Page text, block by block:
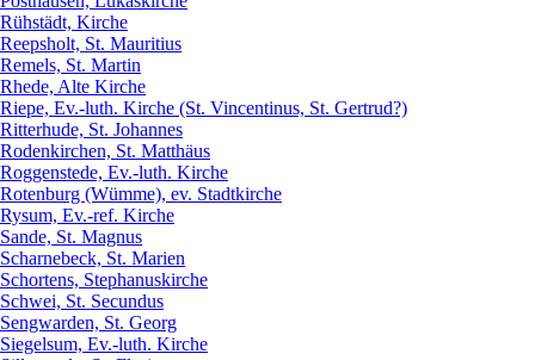
Rühstädt, Kirche
Reepsholt, St. Mauritius
Remels, St. Martin
Rhede, Alte Kirche
Riepe, Ev.-luth. Kirche (St. Vincentinus, St. Gertrud?)
Ritterhude, St. Johannes
Rodenkirchen, St. Matthäus
Roggenstede, Ev.-luth. Kirche
Rotenburg (Wümme), ev. Stadtkirche
Rysum, Ev.-ref. Kirche
Sande, St. Magnus
Scharnebeck, St. Marien
Schortens, Stephanuskirche
Schwei, St. Secundus
Sengwarden, St. Georg
Siegelsum, Ev.-luth. Kirche